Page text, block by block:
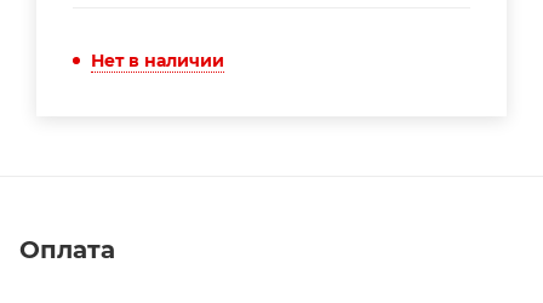
Нет в наличии
Оплата